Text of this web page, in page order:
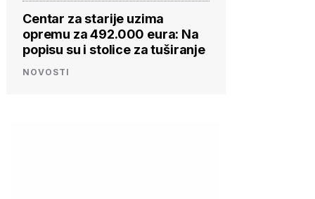
Centar za starije uzima
opremu za 492.000 eura: Na
popisu su i stolice za tuširanje
NOVOSTI